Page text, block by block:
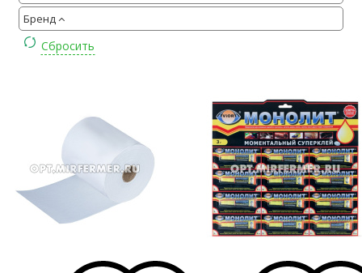
Бренд